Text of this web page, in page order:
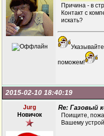
Причина - в
Контакт с
искать?
поможем!
2015-02-10 18:40:19
Jurg
Новичок
Re: Газовый
Поищите,
Вашему